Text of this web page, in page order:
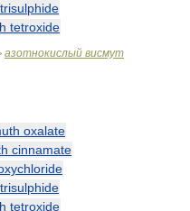
tetroxide
азотнокислый висмут
oxalate
cinnamate
tetroxide